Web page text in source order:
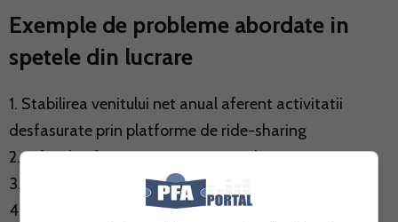
Exemple de probleme abordate in
spetele din lucrare
1. Stabilirea venitului net anual aferent activitatii
desfasurate prin platforme de ride-sharing
2. Cifra de afaceri TVA. Transport Uber
3. Deductibilitate cheltuieli PFA transport alternativ
4. PFA transport alternativ. RO e-Factura